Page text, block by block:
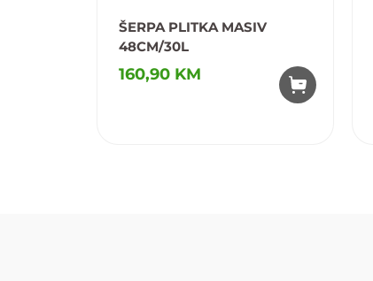
ŠERPA PLITKA MASIV
48CM/30L
160,90 KM